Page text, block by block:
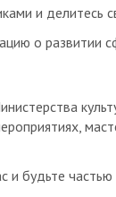
и делитесь
о развитии
и будьте